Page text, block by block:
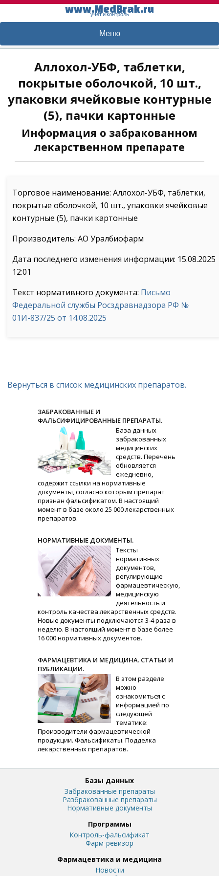
www.MedBrak.ru
учет и контроль
Меню
Аллохол-УБФ, таблетки,
покрытые оболочкой, 10 шт.,
упаковки ячейковые контурные
(5), пачки картонные
Информация о забракованном
лекарственном препарате
Торговое наименование: Аллохол-УБФ, таблетки,
покрытые оболочкой, 10 шт., упаковки ячейковые
контурные (5), пачки картонные
Производитель: АО Уралбиофарм
Дата последнего изменения информации: 15.08.2025
12:01
Текст нормативного документа: Письмо
Федеральной службы Росздравнадзора РФ №
01И-837/25 от 14.08.2025
Вернуться в список медицинских препаратов.
ЗАБРАКОВАННЫЕ И
ФАЛЬСИФИЦИРОВАННЫЕ ПРЕПАРАТЫ.
База данных
забракованных
медицинских
средств. Перечень
обновляется
ежедневно,
содержит ссылки на нормативные
документы, согласно которым препарат
признан фальсификатом. В настоящий
момент в базе около 25 000 лекарственных
препаратов.
НОРМАТИВНЫЕ ДОКУМЕНТЫ.
Тексты
нормативных
документов,
регулирующие
фармацевтическую,
медицинскую
деятельность и
контроль качества лекарственных средств.
Новые документы подключаются 3-4 раза в
неделю. В настоящий момент в базе более
16 000 нормативных документов.
ФАРМАЦЕВТИКА И МЕДИЦИНА. СТАТЬИ И
ПУБЛИКАЦИИ.
В этом разделе
можно
ознакомиться с
информацией по
следующей
тематике:
Производители фармацевтической
продукции. Фальсификаты. Подделка
лекарственных препаратов.
Базы данных
Забракованные препараты
Разбракованные препараты
Нормативные документы
Программы
Контроль-фальсификат
Фарм-ревизор
Фармацевтика и медицина
Новости